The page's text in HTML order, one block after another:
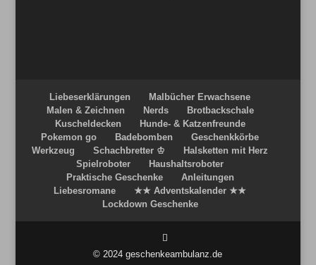
Liebeserklärungen
Malbücher Erwachsene
Malen & Zeichnen
Nerds
Brotbackschale
Kuscheldecken
Hunde- & Katzenfreunde
Pokemon go
Badebomben
Geschenkkörbe
Werkzeug
Schachbretter ♔
Halsketten mit Herz
Spielroboter
Haushaltsroboter
Praktische Geschenke
Anleitungen
Liebesromane
★★ Adventskalender ★★
Lockdown Geschenke
© 2024 geschenkeambulanz.de